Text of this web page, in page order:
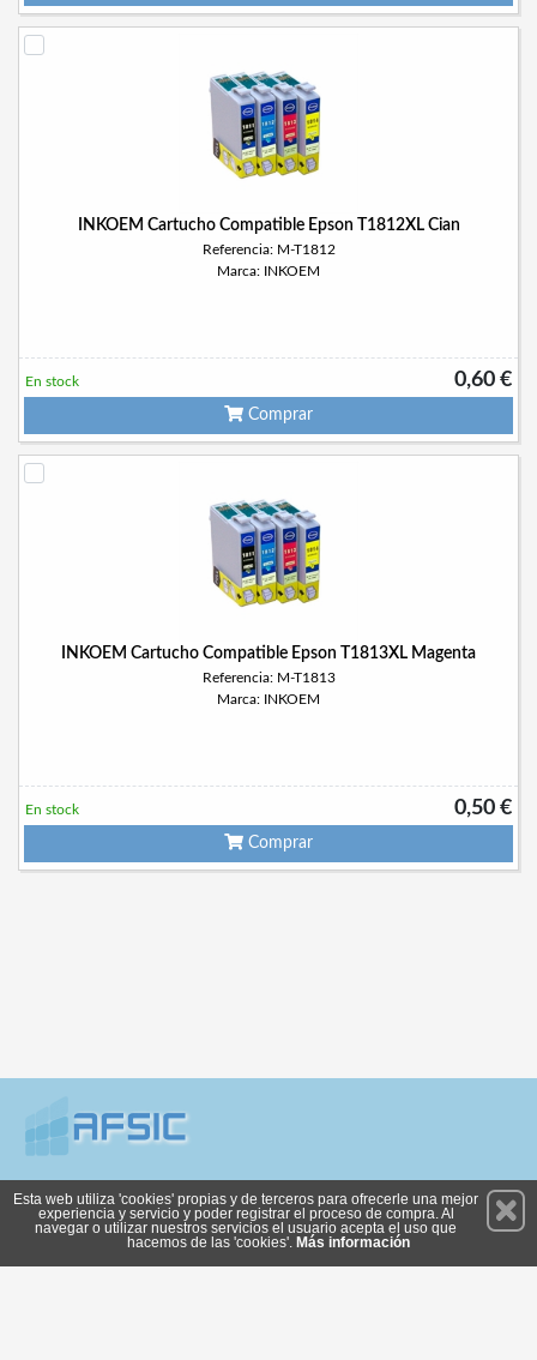
INKOEM Cartucho Compatible Epson T1812XL Cian
Referencia: M-T1812
Marca: INKOEM
0,60 €
En stock
Comprar
INKOEM Cartucho Compatible Epson T1813XL Magenta
Referencia: M-T1813
Marca: INKOEM
0,50 €
En stock
Comprar
Suscríbete
Esta web utiliza 'cookies' propias y de terceros para ofrecerle una mejor
experiencia y servicio y poder registrar el proceso de compra. Al
navegar o utilizar nuestros servicios el usuario acepta el uso que
hacemos de las 'cookies'. Más información